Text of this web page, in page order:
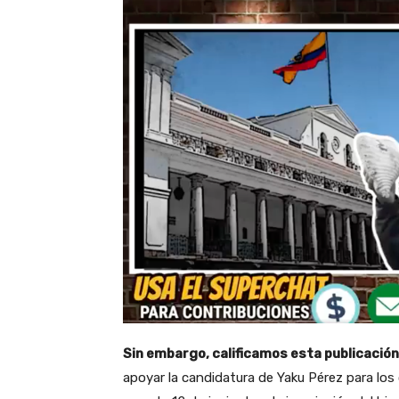
Sin embargo, calificamos esta
apoyar la candidatura de Yaku Pérez para